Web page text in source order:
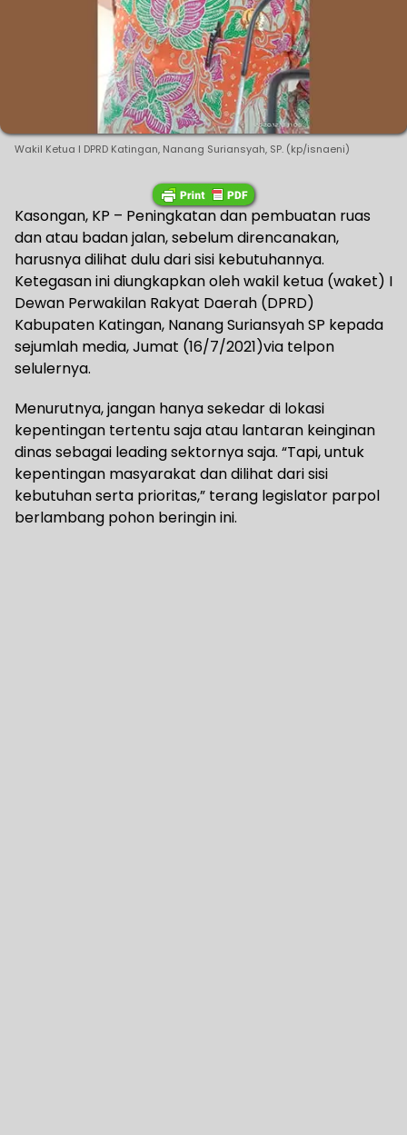
Wakil Ketua I DPRD Katingan, Nanang Suriansyah, SP. (kp/isnaeni)
Kasongan, KP – Peningkatan dan pembuatan ruas
dan atau badan jalan, sebelum direncanakan,
harusnya dilihat dulu dari sisi kebutuhannya.
Ketegasan ini diungkapkan oleh wakil ketua (waket) I
Dewan Perwakilan Rakyat Daerah (DPRD)
Kabupaten Katingan, Nanang Suriansyah SP kepada
sejumlah media, Jumat (16/7/2021)via telpon
selulernya.
Menurutnya, jangan hanya sekedar di lokasi
kepentingan tertentu saja atau lantaran keinginan
dinas sebagai leading sektornya saja. “Tapi, untuk
kepentingan masyarakat dan dilihat dari sisi
kebutuhan serta prioritas,” terang legislator parpol
berlambang pohon beringin ini.